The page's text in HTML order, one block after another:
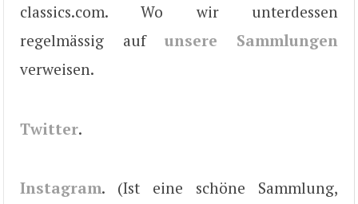
classics.com. Wo wir unterdessen
regelmässig aufunsere Sammlungen
verweisen.
Twitter.
Instagram. (Ist eine schöne Sammlung,